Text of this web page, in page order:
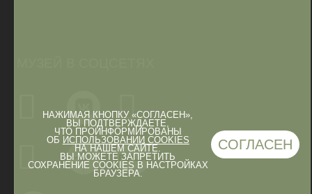
НАЖИМАЯ КНОПКУ «СОГЛАСЕН»,
ВЫ ПОДТВЕРЖДАЕТЕ,
ЧТО ПРОИНФОРМИРОВАНЫ
ОБ ИСПОЛЬЗОВАНИИ COOKIES
НА НАШЕМ САЙТЕ.
ВЫ МОЖЕТЕ ЗАПРЕТИТЬ
СОХРАНЕНИЕ COOKIES В НАСТРОЙКАХ
БРАУЗЕРА.
СОГЛАСЕН